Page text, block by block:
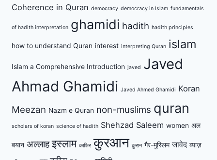
Coherence in Quran democracy democracy in Islam fundamentals
of hadith interpretation ghamidi hadith hadith principles
how to understand Quran interest interpreting Quran islam
Islam a Comprehensive Introduction javed Javed
Ahmad Ghamidi Javed Ahmed Ghamidi Koran
Meezan Nazm e Quran non-muslims quran
scholars of koran science of hadith Shehzad Saleem women अल
बयान अल्लाह इस्लाम काफिर कुरआन कुरान गैर-मुस्लिम जावेद ब्याज़